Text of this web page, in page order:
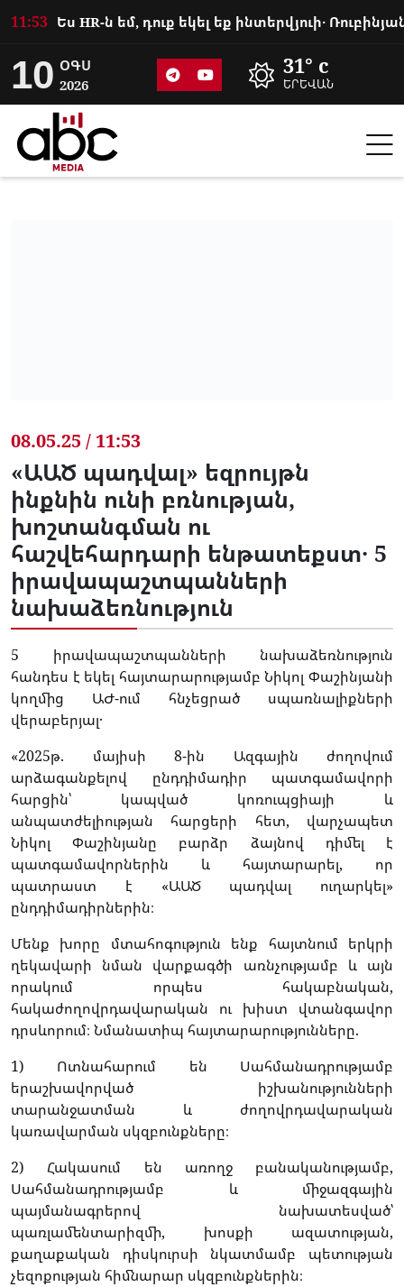
11:53
10 ՕԳՍ
2026
31° c
ԵՐԵՎԱՆ
08.05.25 / 11:53
«ԱԱԾ պադվալ» եզրույթն
ինքնին ունի բռնության,
խոշտանգման ու
հաշվեհարդարի ենթատեքստ․ 5
իրավապաշտպանների
նախաձեռնություն
5 իրավապաշտպանների նախաձեռնություն
հանդես է եկել հայտարարությամբ Նիկոլ Փաշինյանի
կողմից ԱԺ-ում հնչեցրած սպառնալիքների
վերաբերյալ․
«2025թ. մայիսի 8-ին Ազգային ժողովում
արձագանքելով ընդդիմադիր պատգամավորի
հարցին՝ կապված կոռուպցիայի և
անպատժելիության հարցերի հետ, վարչապետ
Նիկոլ Փաշինյանը բարձր ձայնով դիմել է
պատգամավորներին և հայտարարել, որ
պատրաստ է «ԱԱԾ պադվալ ուղարկել»
ընդդիմադիրներին։
Մենք խորը մտահոգություն ենք հայտնում երկրի
ղեկավարի նման վարքագծի առնչությամբ և այն
որակում որպես հակաբնական,
հակաժողովրդավարական ու խիստ վտանգավոր
դրսևորում։ Նմանատիպ հայտարարությունները.
1) Ոտնահարում են Սահմանադրությամբ
երաշխավորված իշխանությունների
տարանջատման և ժողովրդավարական
կառավարման սկզբունքները։
2) Հակասում են առողջ բանականությամբ,
Սահմանադրությամբ և միջազգային
պայմանագրերով նախատեսված՝
պառլամենտարիզմի, խոսքի ազատության,
քաղաքական դիսկուրսի նկատմամբ պետության
չեզոքության հիմնարար սկզբունքներին։